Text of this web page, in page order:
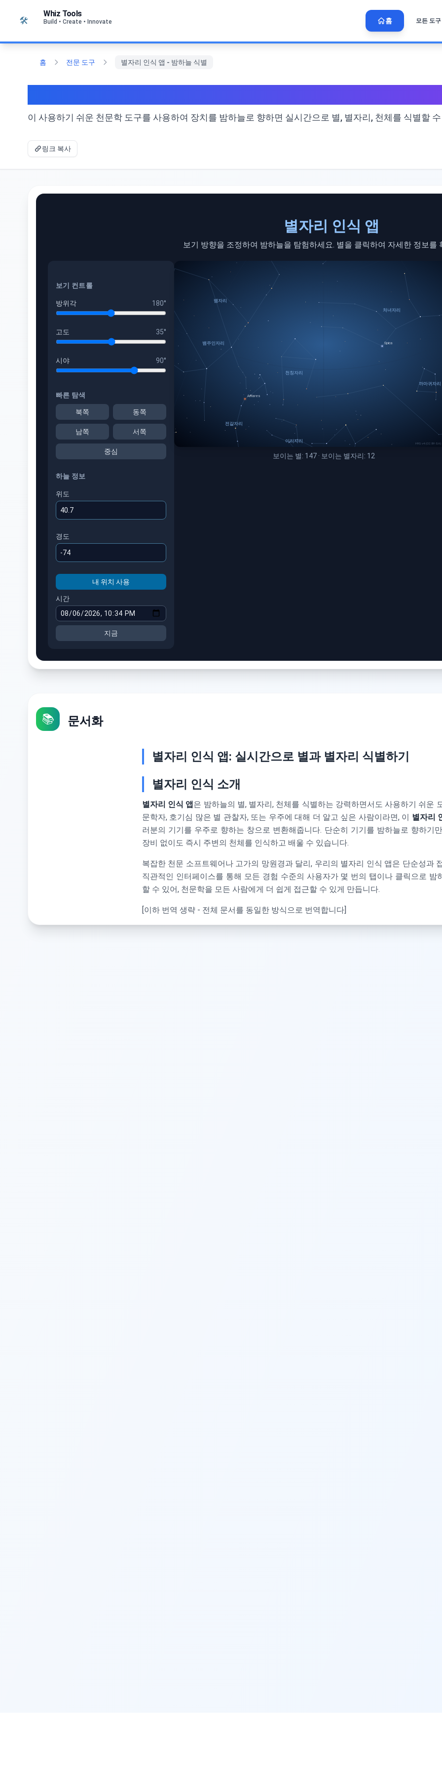
🛠️
Whiz Tools
Build • Create • Innovate 홈 모든 도구
홈 전문 도구 별자리 인식 앱 - 밤하늘 식별
이 사용하기 쉬운 천문학 도구를 사용하여 장치를 밤하늘로 향하면 실시간으로 별, 별자리, 천체를 식별할
링크 복사
별자리 인식 앱
보기 방향을 조정하여 밤하늘을 탐험하세요. 별을 클릭하여 자세한 정보를
보기 컨트롤
방위각 180°
고도 35°
시야 90°
빠른 탐색
북쪽 동쪽
남쪽 서쪽
중심
하늘 정보
위도
경도
내 위치 사용
시간
지금
Spica
Antares
까마귀자리
천칭자리
이리자리
뱀주인자리
전갈자리
뱀자리
처녀자리
HYG v4 (CC BY-
보이는 별: 147· 보이는 별자리: 12
📚 문서화
별자리 인식 앱: 실시간으로 별과 별자리 식별하기
별자리 인식 소개
별자리 인식 앱은 밤하늘의 별, 별자리, 천체를 식별하는 강력하면서도 사용하기 쉬운
문학자, 호기심 많은 별 관찰자, 또는 우주에 대해 더 알고 싶은 사람이라면, 이 별자리
러분의 기기를 우주로 향하는 창으로 변환해줍니다. 단순히 기기를 밤하늘로 향하기
장비 없이도 즉시 주변의 천체를 인식하고 배울 수 있습니다.
복잡한 천문 소프트웨어나 고가의 망원경과 달리, 우리의 별자리 인식 앱은 단순성과
직관적인 인터페이스를 통해 모든 경험 수준의 사용자가 몇 번의 탭이나 클릭으로 밤
할 수 있어, 천문학을 모든 사람에게 더 쉽게 접근할 수 있게 만듭니다.
[이하 번역 생략 - 전체 문서를 동일한 방식으로 번역합니다]